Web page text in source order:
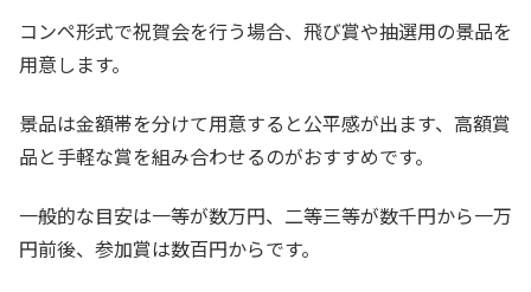
コンペ形式で祝賀会を行う場合、飛び賞や抽選用の景品を
用意します。
景品は金額帯を分けて用意すると公平感が出ます、高額賞
品と手軽な賞を組み合わせるのがおすすめです。
一般的な目安は一等が数万円、二等三等が数千円から一万
円前後、参加賞は数百円からです。